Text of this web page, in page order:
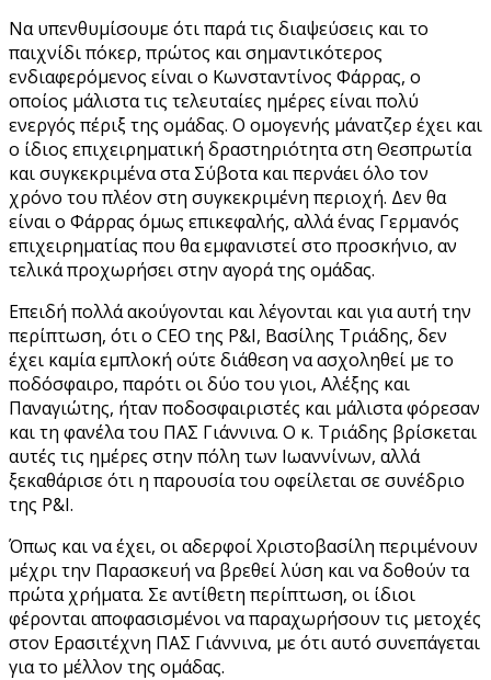
Να υπενθυμίσουμε ότι παρά τις διαψεύσεις και το
παιχνίδι πόκερ, πρώτος και σημαντικότερος
ενδιαφερόμενος είναι ο Κωνσταντίνος Φάρρας, ο
οποίος μάλιστα τις τελευταίες ημέρες είναι πολύ
ενεργός πέριξ της ομάδας. Ο ομογενής μάνατζερ έχει και
ο ίδιος επιχειρηματική δραστηριότητα στη Θεσπρωτία
και συγκεκριμένα στα Σύβοτα και περνάει όλο τον
χρόνο του πλέον στη συγκεκριμένη περιοχή. Δεν θα
είναι ο Φάρρας όμως επικεφαλής, αλλά ένας Γερμανός
επιχειρηματίας που θα εμφανιστεί στο προσκήνιο, αν
τελικά προχωρήσει στην αγορά της ομάδας.
Επειδή πολλά ακούγονται και λέγονται και για αυτή την
περίπτωση, ότι ο CEO της P&I, Βασίλης Τριάδης, δεν
έχει καμία εμπλοκή ούτε διάθεση να ασχοληθεί με το
ποδόσφαιρο, παρότι οι δύο του γιοι, Αλέξης και
Παναγιώτης, ήταν ποδοσφαιριστές και μάλιστα φόρεσαν
και τη φανέλα του ΠΑΣ Γιάννινα. Ο κ. Τριάδης βρίσκεται
αυτές τις ημέρες στην πόλη των Ιωαννίνων, αλλά
ξεκαθάρισε ότι η παρουσία του οφείλεται σε συνέδριο
της P&I.
Όπως και να έχει, οι αδερφοί Χριστοβασίλη περιμένουν
μέχρι την Παρασκευή να βρεθεί λύση και να δοθούν τα
πρώτα χρήματα. Σε αντίθετη περίπτωση, οι ίδιοι
φέρονται αποφασισμένοι να παραχωρήσουν τις μετοχές
στον Ερασιτέχνη ΠΑΣ Γιάννινα, με ότι αυτό συνεπάγεται
για το μέλλον της ομάδας.